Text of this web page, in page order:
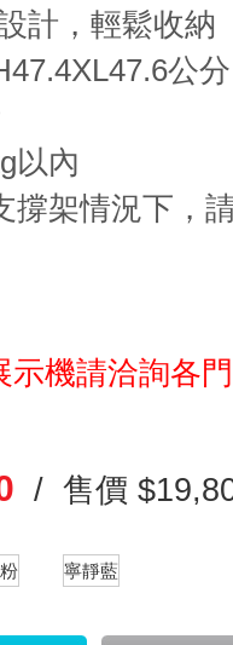
計，輕鬆收納
公分
以內
撐架情況下，
機請洽詢各
/ 售價
寧靜藍